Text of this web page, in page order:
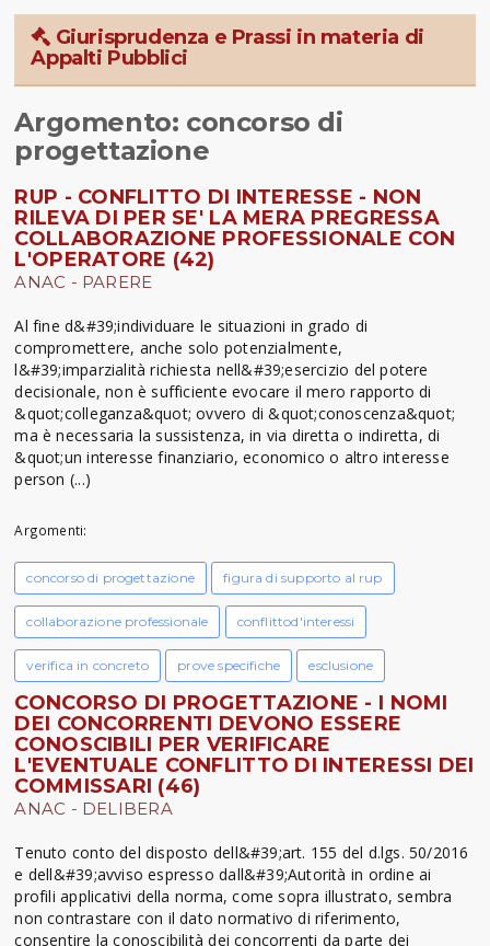
Giurisprudenza e Prassi in materia di
Appalti Pubblici
Argomento: concorso di
progettazione
RUP - CONFLITTO DI INTERESSE - NON
RILEVA DI PER SE' LA MERA PREGRESSA
COLLABORAZIONE PROFESSIONALE CON
L'OPERATORE (42)
ANAC - PARERE
Al fine d&#39;individuare le situazioni in grado di
compromettere, anche solo potenzialmente,
l&#39;imparzialità richiesta nell&#39;esercizio del potere
decisionale, non è sufficiente evocare il mero rapporto di
&quot;colleganza&quot; ovvero di &quot;conoscenza&quot;
ma è necessaria la sussistenza, in via diretta o indiretta, di
&quot;un interesse finanziario, economico o altro interesse
person (...)
Argomenti:
concorso di progettazione figura di supporto al rup
collaborazione professionale conflittod'interessi
verifica in concreto prove specifiche esclusione
CONCORSO DI PROGETTAZIONE - I NOMI
DEI CONCORRENTI DEVONO ESSERE
CONOSCIBILI PER VERIFICARE
L'EVENTUALE CONFLITTO DI INTERESSI DEI
COMMISSARI (46)
ANAC - DELIBERA
Tenuto conto del disposto dell&#39;art. 155 del d.lgs. 50/2016
e dell&#39;avviso espresso dall&#39;Autorità in ordine ai
profili applicativi della norma, come sopra illustrato, sembra
non contrastare con il dato normativo di riferimento,
consentire la conoscibilità dei concorrenti da parte dei